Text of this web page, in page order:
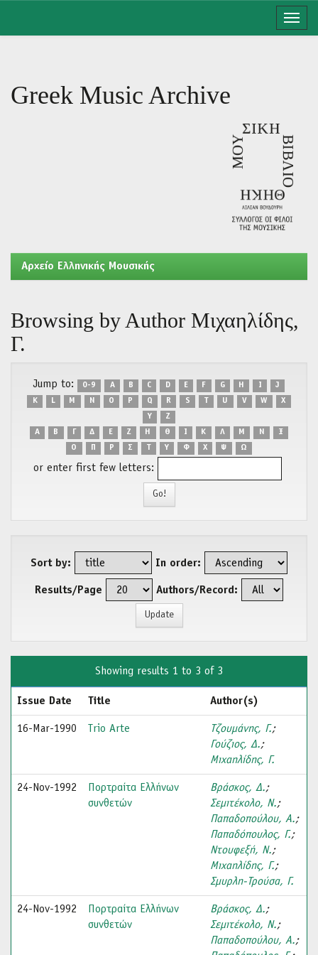
Greek Music Archive
Aρχείο Ελληνικής Μουσικής
Browsing by Author Μιχαηλίδης,
Γ.
Jump to: 0-9 A B C D E F G H I
J
K
L M N O P Q R S T U V W
X
Y
Z
Α
Β Γ Δ Ε Ζ Η Θ Ι Κ Λ Μ Ν
Ξ
Ο
Π Ρ Σ Τ Υ Φ Χ Ψ Ω
or enter first few letters:
Sort by: In order:
Results/Page Authors/Record:
Showing results 1 to 3 of 3
Issue Date Title Author(s)
16-Mar-1990 Trio Arte Τζουμάνης, Γ.;
Γούζιος, Δ.;
Μιχαηλίδης, Γ.
24-Nov-1992
Πορτραίτα Ελλήνων
συνθετών
Βράσκος, Δ.;
Σεμιτέκολο, Ν.;
Παπαδοπούλου, Α.;
Παπαδόπουλος, Γ.;
Ντουφεξή, Ν.;
Μιχαηλίδης, Γ.;
Σμυρλη-Τρούσα, Γ.
24-Nov-1992
Πορτραίτα Ελλήνων
συνθετών
Βράσκος, Δ.;
Σεμιτέκολο, Ν.;
Παπαδοπούλου, Α.;